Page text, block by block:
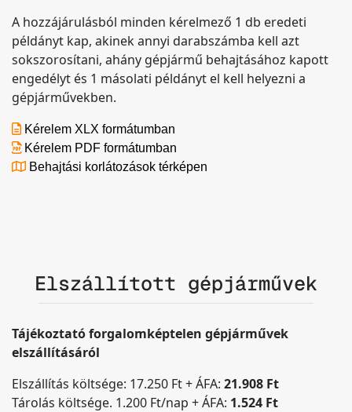
A hozzájárulásból minden kérelmező 1 db eredeti
példányt kap, akinek annyi darabszámba kell azt
sokszorosítani, ahány gépjármű behajtásához kapott
engedélyt és 1 másolati példányt el kell helyezni a
gépjárművekben.
Kérelem XLX formátumban
Kérelem PDF formátumban
Behajtási korlátozások térképen
Elszállított gépjárművek
Tájékoztató forgalomképtelen gépjárművek
elszállításáról
Elszállítás költsége: 17.250 Ft + ÁFA: 21.908 Ft
Tárolás költsége. 1.200 Ft/nap + ÁFA: 1.524 Ft